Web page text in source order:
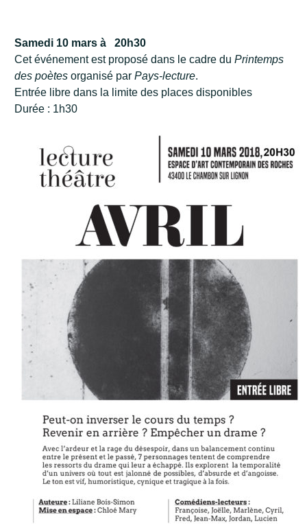
Samedi 10 mars à 20h30
Cet événement est proposé dans le cadre duPrintemps
des poètes organisé parPays-lecture.
Entrée libre dans la limite des places disponibles
Durée : 1h30